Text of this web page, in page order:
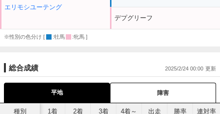
エリモシユーテング
デプグリーフ
※性別の色分け [ :牡馬 :牝馬 ]
総合成績 2025/2/24 00:00
平地 障害
種別 1着 2着 3着 4着～ 出走 勝率 連対率